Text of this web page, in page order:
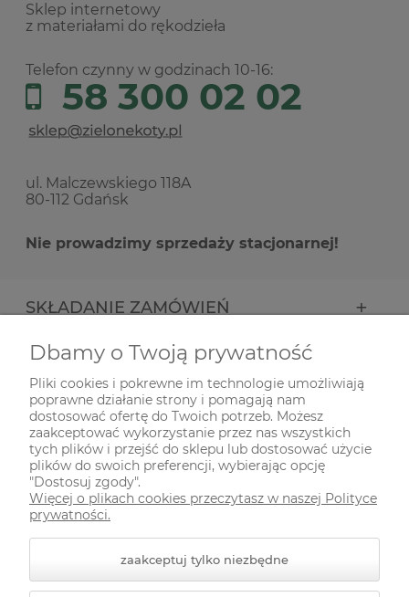
Sklep internetowy
z materiałami do rękodzieła
Telefon czynny w godzinach 10-16:
58 300 02 02
ul. Malczewskiego 118A
80-112 Gdańsk
Nie prowadzimy sprzedaży stacjonarnej!
SKŁADANIE ZAMÓWIEŃ
INFORMACJE
ODWIEDŹ NAS NA
Dbamy o Twoją prywatność
Pliki cookies i pokrewne im technologie umożliwiają
poprawne działanie strony i pomagają nam
dostosować ofertę do Twoich potrzeb. Możesz
zaakceptować wykorzystanie przez nas wszystkich
tych plików i przejść do sklepu lub dostosować użycie
plików do swoich preferencji, wybierając opcję
"Dostosuj zgody".
Więcej o plikach cookies przeczytasz w naszej Polityce
prywatności.
zaakceptuj tylko niezbędne